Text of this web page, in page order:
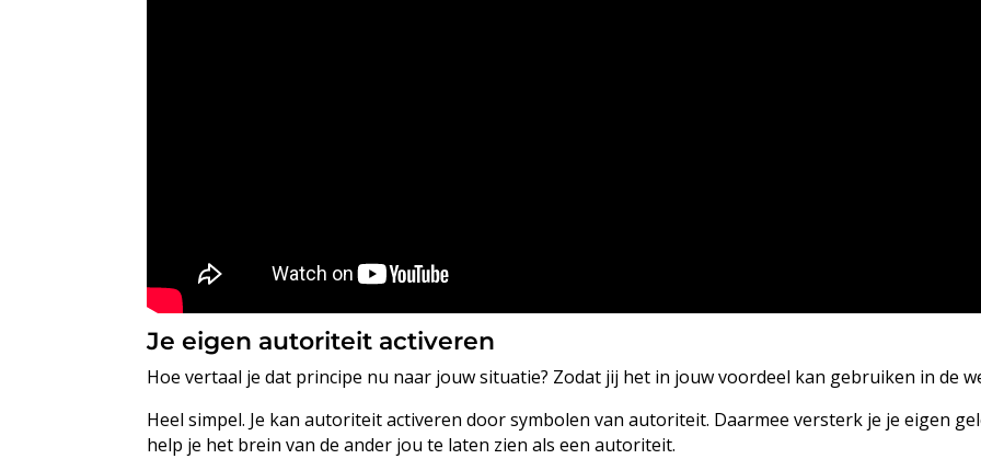
Je eigen autoriteit activeren
Hoe vertaal je dat principe nu naar jouw situatie? Zodat jij het in jouw voordeel kan gebruiken in de
Heel simpel. Je kan autoriteit activeren door symbolen van autoriteit. Daarmee versterk je je eigen
help je het brein van de ander jou te laten zien als een autoriteit.